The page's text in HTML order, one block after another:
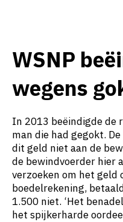
WSNP
wegens
In 2013 beëindigde de
man die had gegokt.
dit geld niet aan de
de bewindvoerder hier
verzoeken om het geld
boedelrekening,
1.500 niet. ‘Het
het spijkerharde